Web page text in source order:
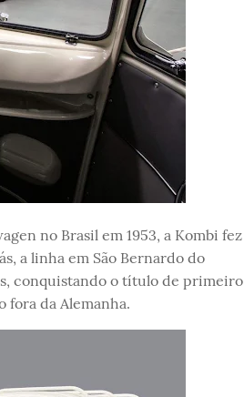
no Brasil em 1953, a Kombi fez
a linha em São Bernardo do
conquistando o título de primeiro
fora da Alemanha.